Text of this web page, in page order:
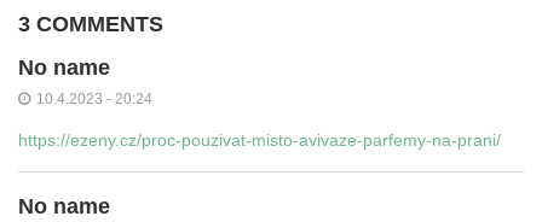
3 COMMENTS
No name
10.4.2023 - 20:24
https://ezeny.cz/proc-pouzivat-misto-avivaze-parfemy-na-prani/
No name